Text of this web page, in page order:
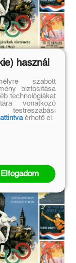
olimpiák
Ivanics Tibor
használ
szabott
biztosítása
technológiákat
vonatkozó
érhető el.
Elfogadom